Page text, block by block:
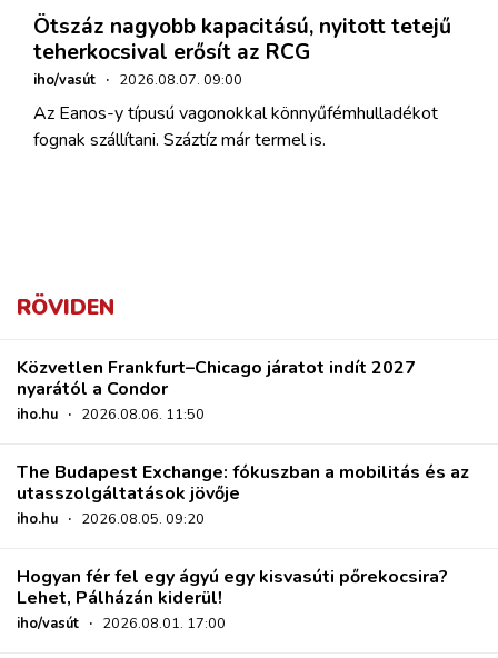
Ötszáz nagyobb kapacitású, nyitott tetejű
teherkocsival erősít az RCG
iho/vasút · 2026.08.07. 09:00
Az Eanos-y típusú vagonokkal könnyűfémhulladékot
fognak szállítani. Száztíz már termel is.
RÖVIDEN
Közvetlen Frankfurt–Chicago járatot indít 2027
nyarától a Condor
iho.hu · 2026.08.06. 11:50
The Budapest Exchange: fókuszban a mobilitás és az
utasszolgáltatások jövője
iho.hu · 2026.08.05. 09:20
Hogyan fér fel egy ágyú egy kisvasúti pőrekocsira?
Lehet, Pálházán kiderül!
iho/vasút · 2026.08.01. 17:00